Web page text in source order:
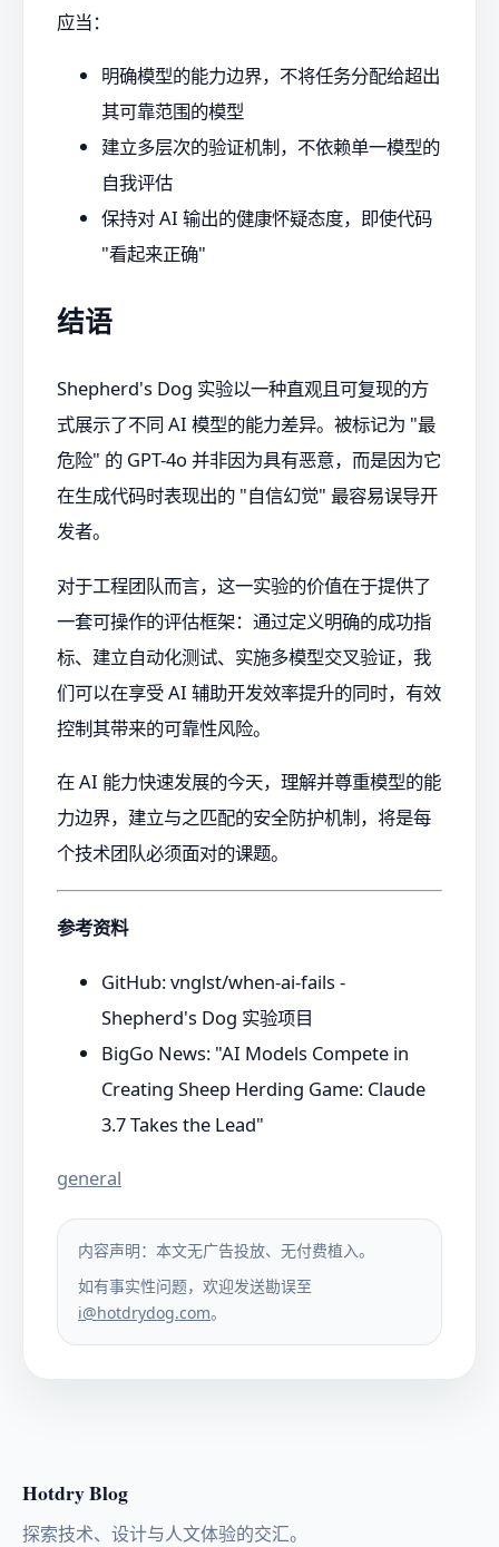
应当：
明确模型的能力边界，不将任务分配给超出
其可靠范围的模型
建立多层次的验证机制，不依赖单一模型的
自我评估
保持对 AI 输出的健康怀疑态度，即使代码
"看起来正确"
结语
Shepherd's Dog 实验以一种直观且可复现的方
式展示了不同 AI 模型的能力差异。被标记为 "最
危险" 的 GPT-4o 并非因为具有恶意，而是因为它
在生成代码时表现出的 "自信幻觉" 最容易误导开
发者。
对于工程团队而言，这一实验的价值在于提供了
一套可操作的评估框架：通过定义明确的成功指
标、建立自动化测试、实施多模型交叉验证，我
们可以在享受 AI 辅助开发效率提升的同时，有效
控制其带来的可靠性风险。
在 AI 能力快速发展的今天，理解并尊重模型的能
力边界，建立与之匹配的安全防护机制，将是每
个技术团队必须面对的课题。
参考资料
GitHub: vnglst/when-ai-fails -
Shepherd's Dog 实验项目
BigGo News: "AI Models Compete in
Creating Sheep Herding Game: Claude
3.7 Takes the Lead"
general
内容声明：本文无广告投放、无付费植入。
如有事实性问题，欢迎发送勘误至
i@hotdrydog.com。
Hotdry Blog
探索技术、设计与人文体验的交汇。